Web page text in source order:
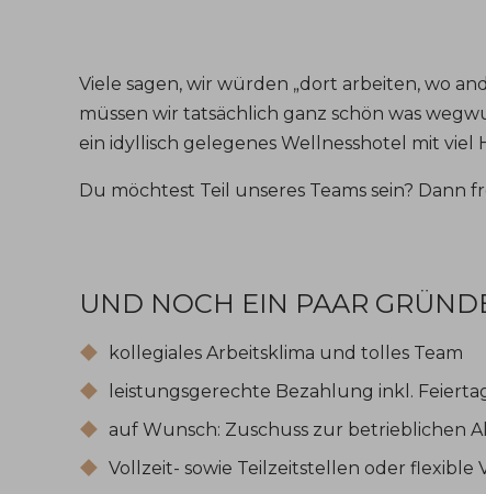
Viele sagen, wir würden „dort arbeiten, wo
müssen wir tatsächlich ganz schön was
ein idyllisch gelegenes Wellnesshotel mit
Du möchtest Teil unseres Teams sein?
UND NOCH EIN PAAR
kollegiales Arbeitsklima und tolles Team
leistungsgerechte Bezahlung inkl.
auf Wunsch: Zuschuss zur betrieblichen
Vollzeit- sowie Teilzeitstellen oder flexible